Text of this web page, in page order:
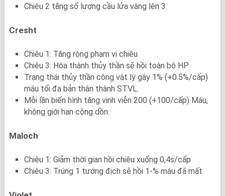
Chiêu 2 tăng số lượng cầu lửa vàng lên 3.
Cresht
Chiêu 1: Tăng rộng phạm vi chiêu
Chiêu 3: Hóa thành thủy thần sẽ hồi toàn bộ HP
Trạng thái thủy thần công vật lý gây 1% (+0.5%/cấp)
máu tối đa bản thân thành STVL.
Mỗi lần biến hình tăng vinh viễn 200 (+100/cấp) Máu,
không giới hạn cộng dồn.
Maloch
Chiêu 1: Giảm thời gian hồi chiêu xuống 0,4s/cấp
Chiêu 3: Trúng 1 tướng địch sẽ hồi 1-% máu đã mất